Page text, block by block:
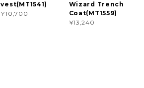
vest(MT1541)
¥10,700
Wizard Trench
Coat(MT1559)
¥13,240